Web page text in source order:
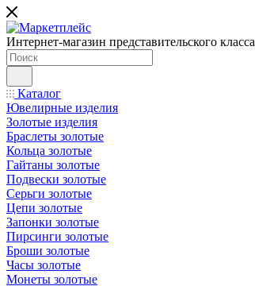
Интернет-магазин представительского класса
Каталог
Ювелирные изделия
Золотые изделия
Браслеты золотые
Кольца золотые
Гайтаны золотые
Подвески золотые
Серьги золотые
Цепи золотые
Запонки золотые
Пирсинги золотые
Броши золотые
Часы золотые
Монеты золотые